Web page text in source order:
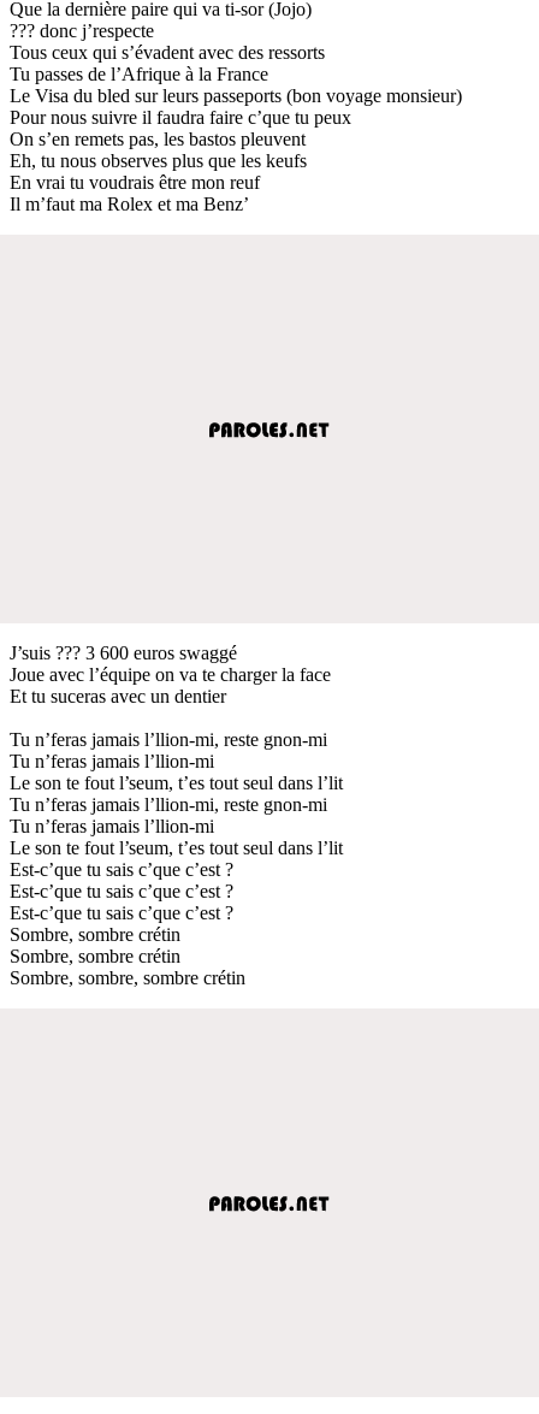
Que la dernière paire qui va ti-sor (Jojo)
??? donc j’respecte
Tous ceux qui s’évadent avec des ressorts
Tu passes de l’Afrique à la France
Le Visa du bled sur leurs passeports (bon voyage monsieur)
Pour nous suivre il faudra faire c’que tu peux
On s’en remets pas, les bastos pleuvent
Eh, tu nous observes plus que les keufs
En vrai tu voudrais être mon reuf
Il m’faut ma Rolex et ma Benz’
J’suis ??? 3 600 euros swaggé
Joue avec l’équipe on va te charger la face
Et tu suceras avec un dentier
Tu n’feras jamais l’llion-mi, reste gnon-mi
Tu n’feras jamais l’llion-mi
Le son te fout l’seum, t’es tout seul dans l’lit
Tu n’feras jamais l’llion-mi, reste gnon-mi
Tu n’feras jamais l’llion-mi
Le son te fout l’seum, t’es tout seul dans l’lit
Est-c’que tu sais c’que c’est ?
Est-c’que tu sais c’que c’est ?
Est-c’que tu sais c’que c’est ?
Sombre, sombre crétin
Sombre, sombre crétin
Sombre, sombre, sombre crétin